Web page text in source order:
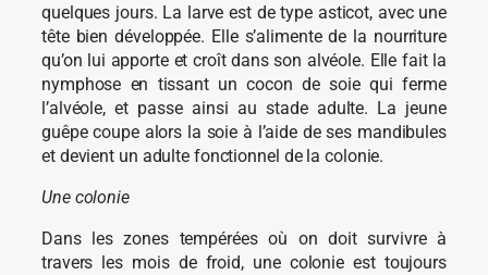
quelques jours. La larve est de type asticot, avec une
tête bien développée. Elle s’alimente de la nourriture
qu’on lui apporte et croît dans son alvéole. Elle fait la
nymphose en tissant un cocon de soie qui ferme
l’alvéole, et passe ainsi au stade adulte. La jeune
guêpe coupe alors la soie à l’aide de ses mandibules
et devient un adulte fonctionnel de la colonie.
Une colonie
Dans les zones tempérées où on doit survivre à
travers les mois de froid, une colonie est toujours